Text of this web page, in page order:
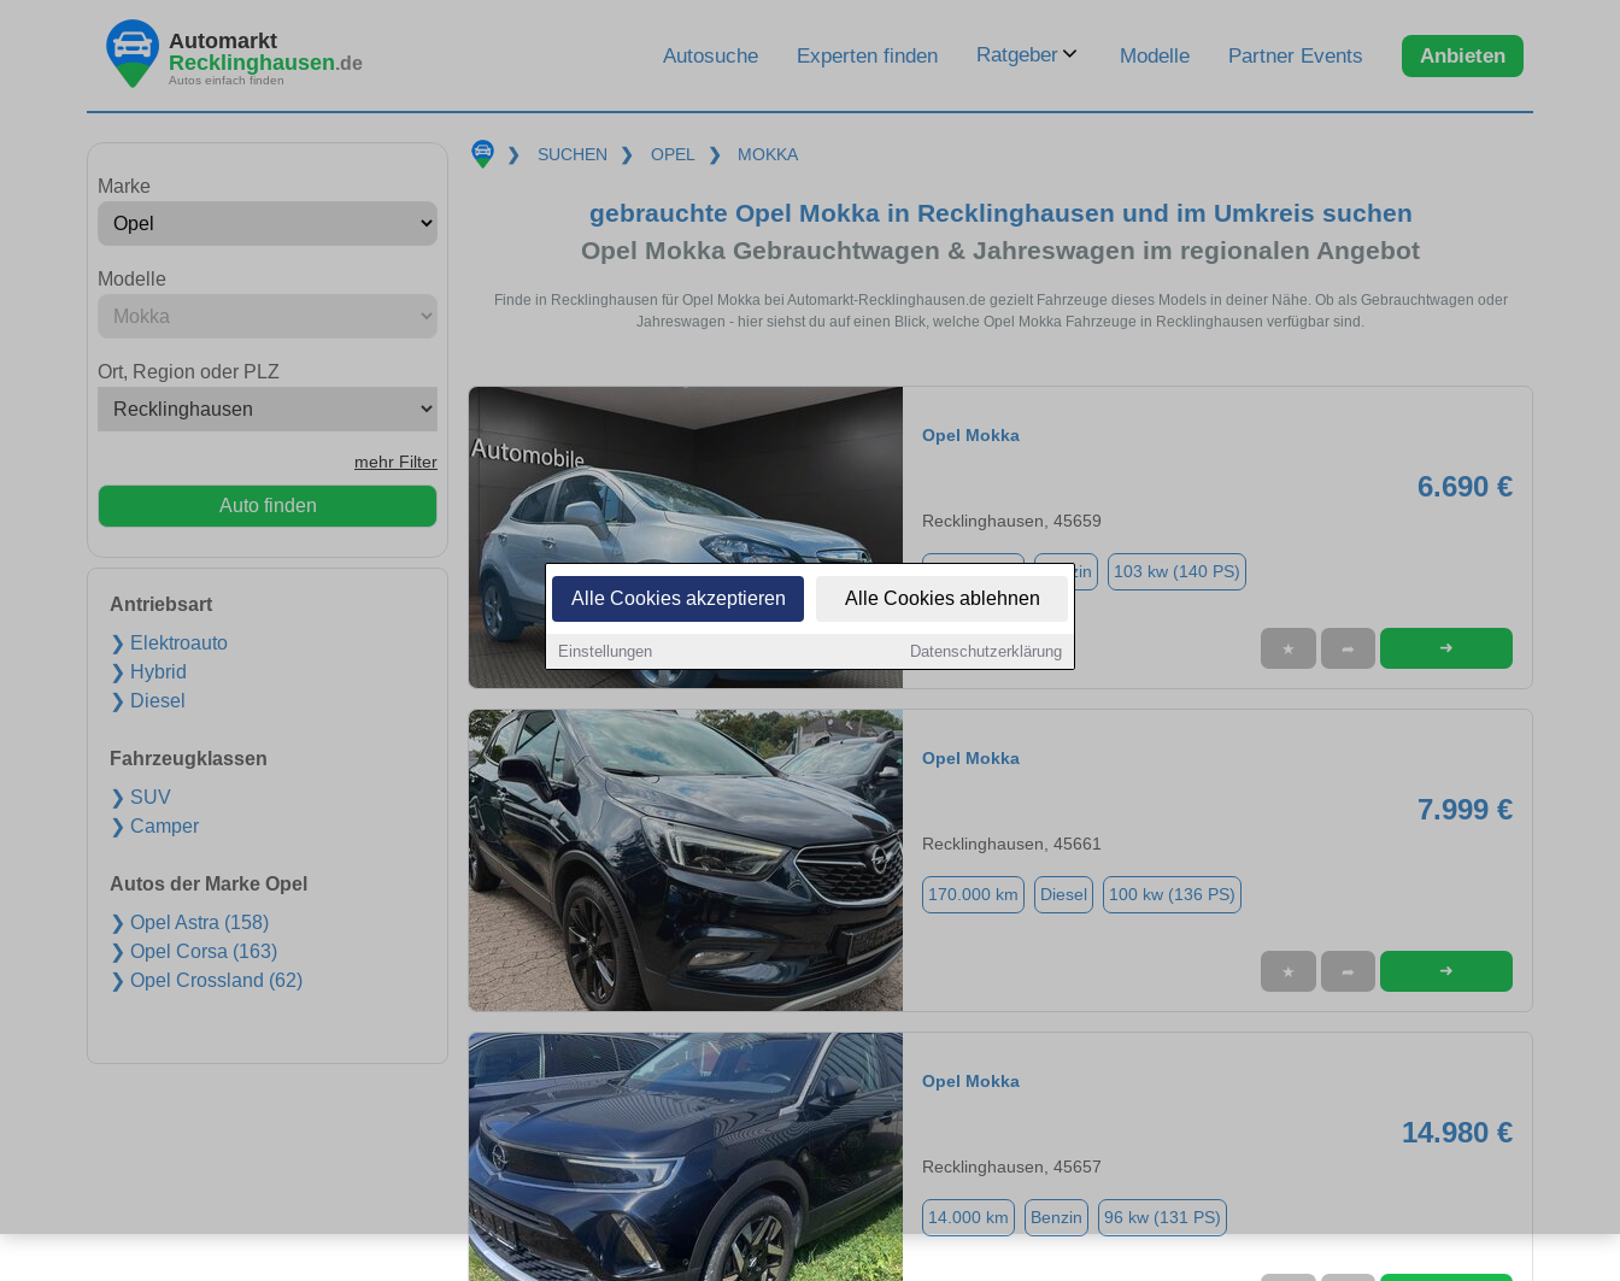
Alle Cookies akzeptieren Alle Cookies ablehnen
Einstellungen Datenschutzerklärung
Automarkt
Recklinghausen.de
Autos einfach finden
Autosuche Experten finden Ratgeber Modelle Partner Events Anbieten
Marke
Modelle
Ort, Region oder PLZ
mehr Filter
Auto finden
Antriebsart
❯ Elektroauto
❯ Hybrid
❯ Diesel
Fahrzeugklassen
❯ SUV
❯ Camper
Autos der Marke Opel
❯ Opel Astra (158)
❯ Opel Corsa (163)
❯ Opel Crossland (62)
❯ SUCHEN ❯ OPEL ❯ MOKKA
gebrauchte Opel Mokka in Recklinghausen und im Umkreis suchen
Opel Mokka Gebrauchtwagen & Jahreswagen im regionalen Angebot
Finde in Recklinghausen für Opel Mokka bei Automarkt-Recklinghausen.de gezielt Fahrzeuge dieses Models in deiner Nähe. Ob als Gebrauchtwagen oder
Jahreswagen - hier siehst du auf einen Blick, welche Opel Mokka Fahrzeuge in Recklinghausen verfügbar sind.
Opel Mokka
6.690 €
Recklinghausen, 45659
Benzin 103 kw (140 PS)
★ ➦ ➜
Opel Mokka
7.999 €
Recklinghausen, 45661
170.000 km Diesel 100 kw (136 PS)
★ ➦ ➜
Opel Mokka
14.980 €
Recklinghausen, 45657
14.000 km Benzin 96 kw (131 PS)